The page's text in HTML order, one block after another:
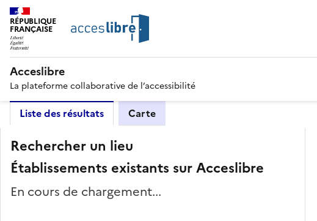
RÉPUBLIQUE
FRANÇAISE
Acceslibre
La plateforme collaborative de l’accessibilité
Liste des résultats Carte
Rechercher un lieu
Établissements existants sur Acceslibre
En cours de chargement...